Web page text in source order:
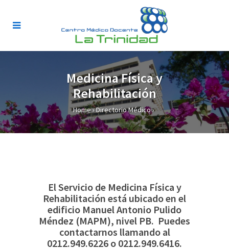
Medicina Física y
Rehabilitación
Home›Directorio Médico›
El Servicio de Medicina Física y
Rehabilitación está ubicado en el
edificio Manuel Antonio Pulido
Méndez (MAPM), nivel PB. Puedes
contactarnos llamando al
0212.949.6226 o 0212.949.6416.